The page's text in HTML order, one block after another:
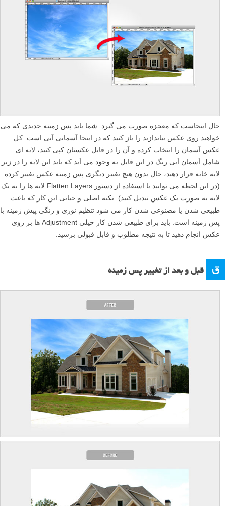
حال اینجاست که معجزه صورت می گیرد. شما باید پس زمینه جدیدی که می
خواهید روی عکس بیاندازید را باز کنید که در اینجا آسمانی آبی است. کل
عکس آسمان را انتخاب کرده و آن را در فایل عکستان کپی کنید، لایه ای
شامل آسمان آبی رنگ در این فایل به وجود می آید که باید این لایه را در زیر
لایه خانه قرار دهید، حال بدون هیچ تغییر دیگری پس زمینه عکس تغییر کرده
(در این لحظه می توانید با استفاده از دستور Flatten Layers لایه ها را به یک
لایه به صورت یک عکس تبدیل کنید). نکته اصلی و حیاتی این کار که باعث
طبیعی شدن یا مصنوعی شدن کار می شود تنظیم نوری و رنگی پیش زمینه با
پس زمینه است. باید برای طبیعی شدن کار خیلی Adjustment ها بر روی
عکس انجام دهید تا به نتیجه مطلوب و قابل قبولی برسید.
ق قبل و بعد از تغییر پس زمینه